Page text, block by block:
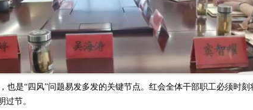
也是“四风”问题易发多发的关键节点。红会全体干部职工必须时
过节。